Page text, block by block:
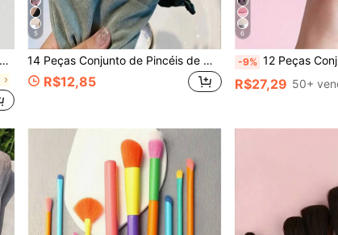
5
14 Peças Conjunto de Pincéis de Maquiagem, Incluindo 1 Peça Esponja de Maquiagem Verde, Macia e Ajustável, Além de 13 Pincéis de Maquiagem para Blush, Batom Líquido, Lápis de Sobrancelha, Brilho Labial, Corretivo, Sombra, Iluminador, Contorno, Base, Primer, Cosméticos de Marca, Pó Solto, Contorno, Iluminação, Spray Fixador, Sombra, Blush, Maquiagem Coreana, Presente para Meninas, Presente para Mulheres, Conjunto de Presente
R$12,85
6
-9% 12 Peças Conjunto de Pincéis de Maquiagem, Macios e Fofos, Pincéis Profissionais para Base, Pó, Sombra, Mistura de Maquiagem, Ferramentas de Beleza, Presente para
R$27,29 50+